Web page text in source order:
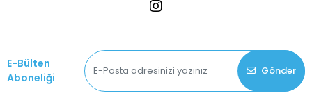
E-Bülten
Aboneliği
Gönder